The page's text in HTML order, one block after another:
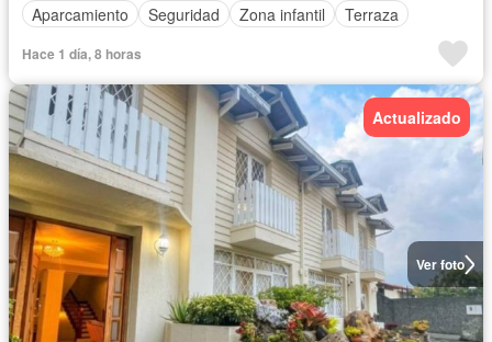
Aparcamiento
Seguridad Zona infantil Terraza
Hace 1 día, 8 horas
Ver foto
Actualizado